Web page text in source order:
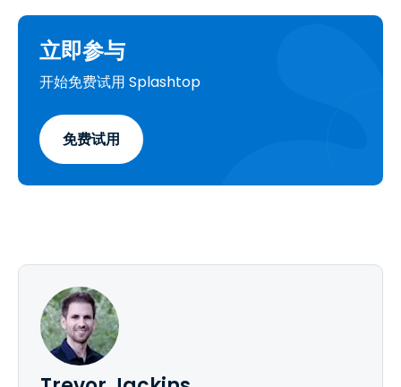
立即参与
开始免费试用 Splashtop
免费试用